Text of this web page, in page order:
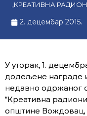
„КРЕАТИВНА
2. децембар 2015.
У уторак, 1.
додељене награде
недавно одржаног
“Креативна
општине Вождовац,